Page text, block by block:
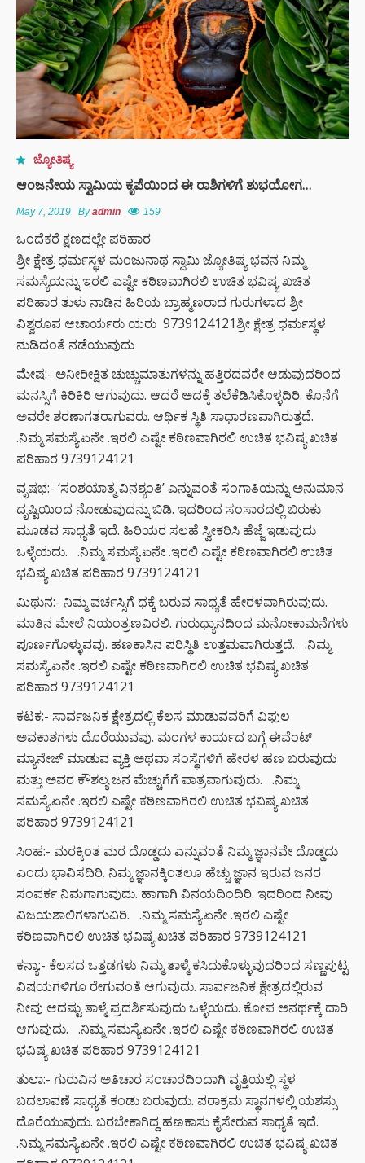
ಜ್ಯೋತಿಷ್ಯ
ಆಂಜನೇಯ ಸ್ವಾಮಿಯ ಕೃಪೆಯಿಂದ ಈ ರಾಶಿಗಳಿಗೆ ಶುಭಯೋಗ…
May 7, 2019 Byadmin 159
ಒಂದೆಕರೆ ಕ್ಷಣದಲ್ಲೇ ಪರಿಹಾರ
ಶ್ರೀ ಕ್ಷೇತ್ರ ಧರ್ಮಸ್ಥಳ ಮಂಜುನಾಥ ಸ್ವಾಮಿ ಜ್ಯೋತಿಷ್ಯ ಭವನ ನಿಮ್ಮ
ಸಮಸ್ಯೆಯನ್ನು ಇರಲಿ ಎಷ್ಟೇ ಕಠಿಣವಾಗಿರಲಿ ಉಚಿತ ಭವಿಷ್ಯ ಖಚಿತ
ಪರಿಹಾರ ತುಳು ನಾಡಿನ ಹಿರಿಯ ಬ್ರಾಹ್ಮಣರಾದ ಗುರುಗಳಾದ ಶ್ರೀ
ವಿಶ್ವರೂಪ ಆಚಾರ್ಯರು ಯರು 9739124121ಶ್ರೀ ಕ್ಷೇತ್ರ ಧರ್ಮಸ್ಥಳ
ನುಡಿದಂತೆ ನಡೆಯುವುದು
ಮೇಷ:- ಅನೀರೀಕ್ಷಿತ ಚುಚ್ಚುಮಾತುಗಳನ್ನು ಹತ್ತಿರದವರೇ ಆಡುವುದರಿಂದ
ಮನಸ್ಸಿಗೆ ಕಿರಿಕಿರಿ ಆಗುವುದು. ಆದರೆ ಅದಕ್ಕೆ ತಲೆಕೆಡಿಸಿಕೊಳ್ಳದಿರಿ. ಕೊನೆಗೆ
ಅವರೇ ಶರಣಾಗತರಾಗುವರು. ಆರ್ಥಿಕ ಸ್ಥಿತಿ ಸಾಧಾರಣವಾಗಿರುತ್ತದೆ.
.ನಿಮ್ಮ ಸಮಸ್ಯೆ.ಏನೇ .ಇರಲಿ ಎಷ್ಟೇ ಕಠಿಣವಾಗಿರಲಿ ಉಚಿತ ಭವಿಷ್ಯ ಖಚಿತ
ಪರಿಹಾರ 9739124121
ವೃಷಭ:- ‘ಸಂಶಯಾತ್ಮ ವಿನಶ್ಯಂತಿ’ ಎನ್ನುವಂತೆ ಸಂಗಾತಿಯನ್ನು ಅನುಮಾನ
ದೃಷ್ಟಿಯಿಂದ ನೋಡುವುದನ್ನು ಬಿಡಿ. ಇದರಿಂದ ಸಂಸಾರದಲ್ಲಿ ಬಿರುಕು
ಮೂಡವ ಸಾಧ್ಯತೆ ಇದೆ. ಹಿರಿಯರ ಸಲಹೆ ಸ್ವೀಕರಿಸಿ ಹೆಜ್ಜೆ ಇಡುವುದು
ಒಳ್ಳೆಯದು. .ನಿಮ್ಮ ಸಮಸ್ಯೆ.ಏನೇ .ಇರಲಿ ಎಷ್ಟೇ ಕಠಿಣವಾಗಿರಲಿ ಉಚಿತ
ಭವಿಷ್ಯ ಖಚಿತ ಪರಿಹಾರ 9739124121
ಮಿಥುನ:- ನಿಮ್ಮ ವರ್ಚಸ್ಸಿಗೆ ಧಕ್ಕೆ ಬರುವ ಸಾಧ್ಯತೆ ಹೇರಳವಾಗಿರುವುದು.
ಮಾತಿನ ಮೇಲೆ ನಿಯಂತ್ರಣವಿರಲಿ. ಗುರುಧ್ಯಾನದಿಂದ ಮನೋಕಾಮನೆಗಳು
ಪೂರ್ಣಗೊಳ್ಳುವವು. ಹಣಕಾಸಿನ ಪರಿಸ್ಥಿತಿ ಉತ್ತಮವಾಗಿರುತ್ತದೆ. .ನಿಮ್ಮ
ಸಮಸ್ಯೆ.ಏನೇ .ಇರಲಿ ಎಷ್ಟೇ ಕಠಿಣವಾಗಿರಲಿ ಉಚಿತ ಭವಿಷ್ಯ ಖಚಿತ
ಪರಿಹಾರ 9739124121
ಕಟಕ:- ಸಾರ್ವಜನಿಕ ಕ್ಷೇತ್ರದಲ್ಲಿ ಕೆಲಸ ಮಾಡುವವರಿಗೆ ವಿಫುಲ
ಅವಕಾಶಗಳು ದೊರೆಯುವವು. ಮಂಗಳ ಕಾರ್ಯದ ಬಗ್ಗೆ ಈವೆಂಟ್‌
ಮ್ಯಾನೇಜ್‌ ಮಾಡುವ ವ್ಯಕ್ತಿ ಅಥವಾ ಸಂಸ್ಥೆಗಳಿಗೆ ಹೇರಳ ಹಣ ಬರುವುದು
ಮತ್ತು ಅವರ ಕೌಶಲ್ಯ ಜನ ಮೆಚ್ಚುಗೆಗೆ ಪಾತ್ರವಾಗುವುದು. .ನಿಮ್ಮ
ಸಮಸ್ಯೆ.ಏನೇ .ಇರಲಿ ಎಷ್ಟೇ ಕಠಿಣವಾಗಿರಲಿ ಉಚಿತ ಭವಿಷ್ಯ ಖಚಿತ
ಪರಿಹಾರ 9739124121
ಸಿಂಹ:- ಮರಕ್ಕಿಂತ ಮರ ದೊಡ್ಡದು ಎನ್ನುವಂತೆ ನಿಮ್ಮ ಜ್ಞಾನವೇ ದೊಡ್ಡದು
ಎಂದು ಭಾವಿಸದಿರಿ. ನಿಮ್ಮ ಜ್ಞಾನಕ್ಕಿಂತಲೂ ಹೆಚ್ಚು ಜ್ಞಾನ ಇರುವ ಜನರ
ಸಂಪರ್ಕ ನಿಮಗಾಗುವುದು. ಹಾಗಾಗಿ ವಿನಯದಿಂದಿರಿ. ಇದರಿಂದ ನೀವು
ವಿಜಯಶಾಲಿಗಳಾಗುವಿರಿ. .ನಿಮ್ಮ ಸಮಸ್ಯೆ.ಏನೇ .ಇರಲಿ ಎಷ್ಟೇ
ಕಠಿಣವಾಗಿರಲಿ ಉಚಿತ ಭವಿಷ್ಯ ಖಚಿತ ಪರಿಹಾರ 9739124121
ಕನ್ಯಾ:- ಕೆಲಸದ ಒತ್ತಡಗಳು ನಿಮ್ಮ ತಾಳ್ಮೆ ಕಸಿದುಕೊಳ್ಳುವುದರಿಂದ ಸಣ್ಣಪುಟ್ಟ
ವಿಷಯಗಳಿಗೂ ರೇಗುವಂತೆ ಆಗುವುದು. ಸಾರ್ವಜನಿಕ ಕ್ಷೇತ್ರದಲ್ಲಿರುವ
ನೀವು ಆದಷ್ಟು ತಾಳ್ಮೆ ಪ್ರದರ್ಶಿಸುವುದು ಒಳ್ಳೆಯದು. ಕೋಪ ಅನರ್ಥಕ್ಕೆ ದಾರಿ
ಆಗುವುದು. .ನಿಮ್ಮ ಸಮಸ್ಯೆ.ಏನೇ .ಇರಲಿ ಎಷ್ಟೇ ಕಠಿಣವಾಗಿರಲಿ ಉಚಿತ
ಭವಿಷ್ಯ ಖಚಿತ ಪರಿಹಾರ 9739124121
ತುಲಾ:- ಗುರುವಿನ ಅತಿಚಾರ ಸಂಚಾರದಿಂದಾಗಿ ವೃತ್ತಿಯಲ್ಲಿ ಸ್ಥಳ
ಬದಲಾವಣೆ ಸಾಧ್ಯತೆ ಕಂಡು ಬರುವುದು. ಪರಾಕ್ರಮ ಸ್ಥಾನಗಳಲ್ಲಿ ಯಶಸ್ಸು
ದೊರೆಯುವುದು. ಬರಬೇಕಾಗಿದ್ದ ಹಣಕಾಸು ಕೈಸೇರುವ ಸಾಧ್ಯತೆ ಇದೆ.
.ನಿಮ್ಮ ಸಮಸ್ಯೆ.ಏನೇ .ಇರಲಿ ಎಷ್ಟೇ ಕಠಿಣವಾಗಿರಲಿ ಉಚಿತ ಭವಿಷ್ಯ ಖಚಿತ